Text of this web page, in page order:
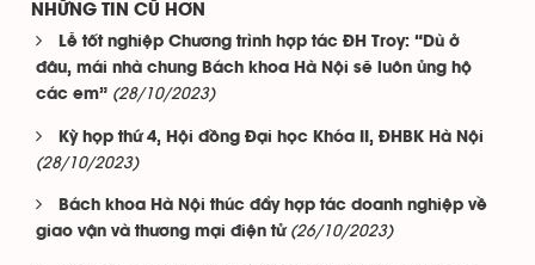
NHỮNG TIN CŨ HƠN
Lễ tốt nghiệp Chương trình hợp tác ĐH Troy: “Dù ở
đâu, mái nhà chung Bách khoa Hà Nội sẽ luôn ủng hộ
các em” (28/10/2023)
Kỳ họp thứ 4, Hội đồng Đại học Khóa II, ĐHBK Hà Nội
(28/10/2023)
Bách khoa Hà Nội thúc đẩy hợp tác doanh nghiệp về
giao vận và thương mại điện tử (26/10/2023)